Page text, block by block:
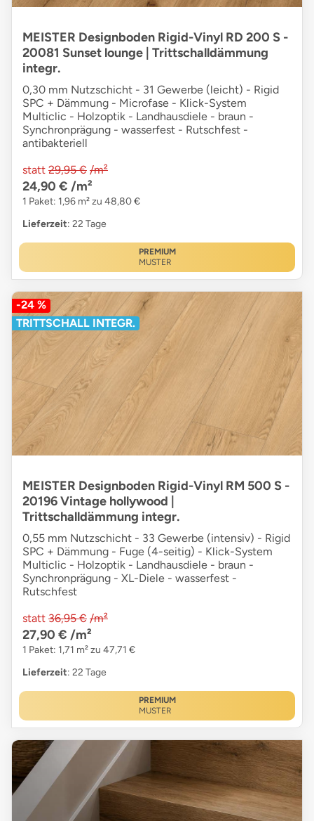
MEISTER Designboden Rigid-Vinyl RD 200 S -
20081 Sunset lounge | Trittschalldämmung
integr.
0,30 mm Nutzschicht - 31 Gewerbe (leicht) - Rigid
SPC + Dämmung - Microfase - Klick-System
Multiclic - Holzoptik - Landhausdiele - braun -
Synchronprägung - wasserfest - Rutschfest -
antibakteriell
statt 29,95 € /m²
24,90 € /m²
1 Paket: 1,96 m² zu 48,80 €
Lieferzeit: 22 Tage
PREMIUM
MUSTER
-24 %
TRITTSCHALL INTEGR.
MEISTER Designboden Rigid-Vinyl RM 500 S -
20196 Vintage hollywood |
Trittschalldämmung integr.
0,55 mm Nutzschicht - 33 Gewerbe (intensiv) - Rigid
SPC + Dämmung - Fuge (4-seitig) - Klick-System
Multiclic - Holzoptik - Landhausdiele - braun -
Synchronprägung - XL-Diele - wasserfest -
Rutschfest
statt 36,95 € /m²
27,90 € /m²
1 Paket: 1,71 m² zu 47,71 €
Lieferzeit: 22 Tage
PREMIUM
MUSTER